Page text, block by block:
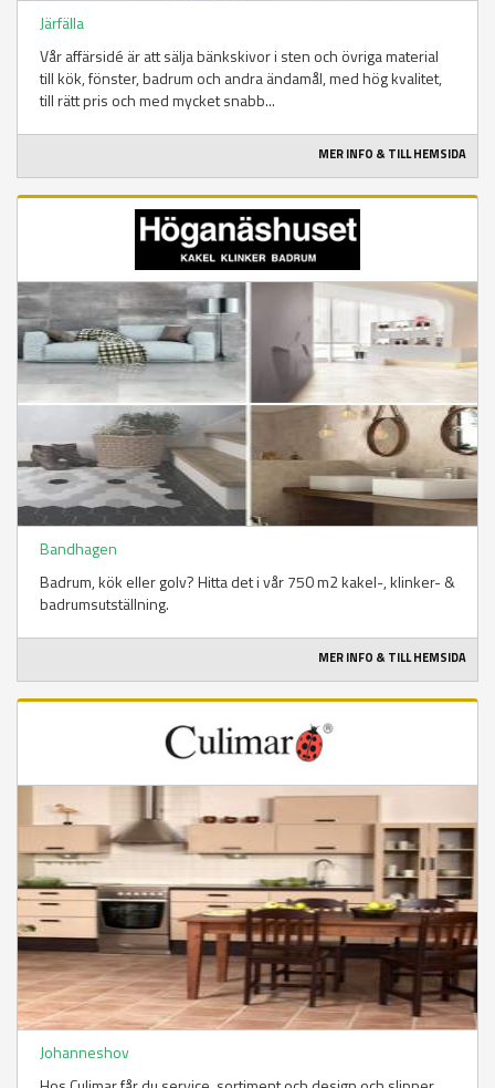
Järfälla
Vår affärsidé är att sälja bänkskivor i sten och övriga material
till kök, fönster, badrum och andra ändamål, med hög kvalitet,
till rätt pris och med mycket snabb...
MER INFO & TILL HEMSIDA
Bandhagen
Badrum, kök eller golv? Hitta det i vår 750 m2 kakel-, klinker- &
badrumsutställning.
MER INFO & TILL HEMSIDA
Johanneshov